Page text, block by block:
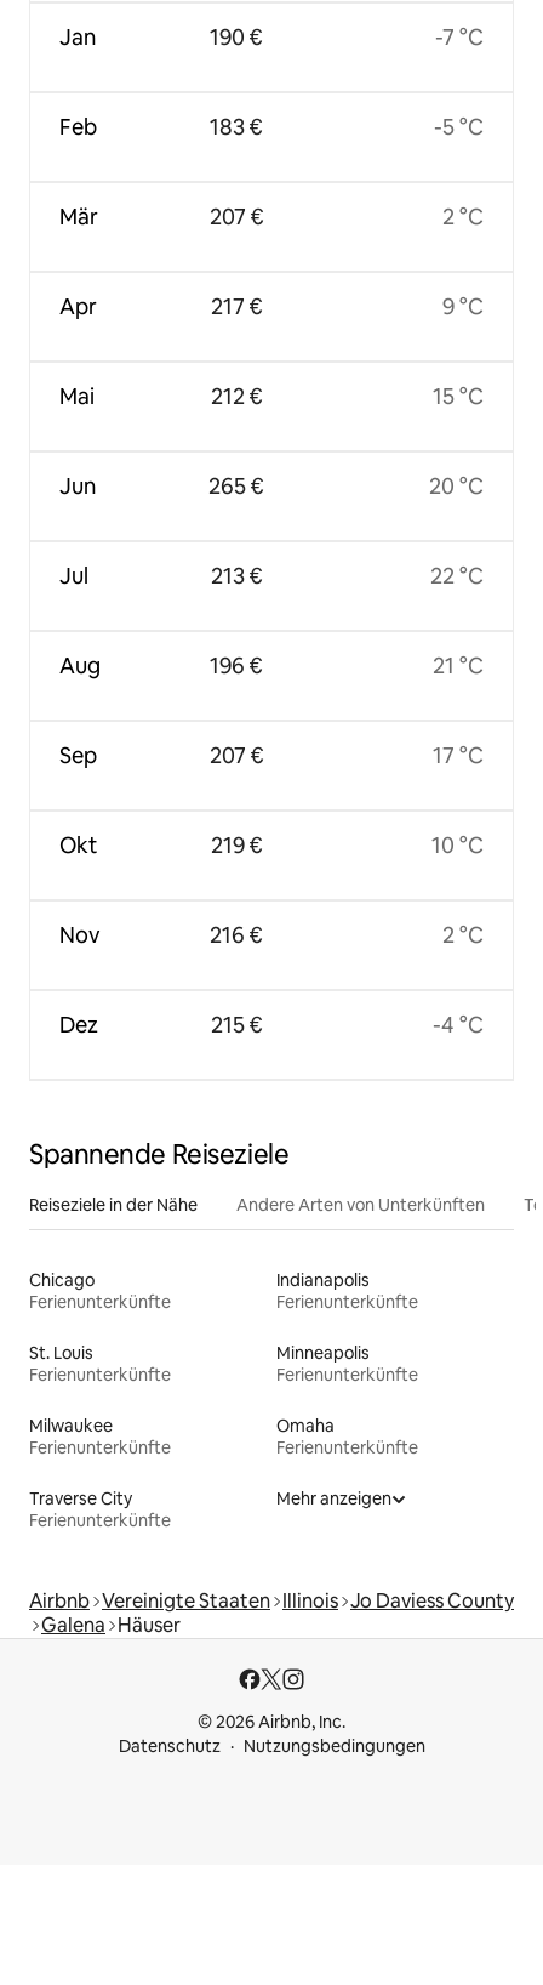
Jan
Feb
Mär
Apr
Mai
Jun
Jul
Aug
Sep
Okt
Nov
Dez
190 €
183 €
207 €
217 €
212 €
265 €
213 €
196 €
207 €
219 €
216 €
215 €
-7 °C
-5 °C
2 °C
9 °C
15 °C
20 °C
22 °C
21 °C
17 °C
10 °C
2 °C
-4 °C
Spannende Reiseziele
Reiseziele in der Nähe Andere Arten von Unterkünften
Chicago
Ferienunterkünfte
Indianapolis
Ferienunterkünfte
St. Louis
Ferienunterkünfte
Minneapolis
Ferienunterkünfte
Milwaukee
Ferienunterkünfte
Omaha
Ferienunterkünfte
Traverse City
Ferienunterkünfte
Mehr anzeigen
Airbnb Vereinigte Staaten Illinois Jo Daviess County
Galena Häuser
© 2026 Airbnb, Inc.
Datenschutz
Nutzungsbedingungen